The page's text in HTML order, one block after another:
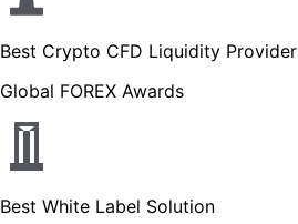
Best Crypto CFD Liquidity Provider
Global FOREX Awards
Best White Label Solution